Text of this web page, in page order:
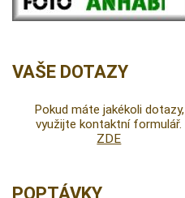
VAŠE DOTAZY
Pokud máte jakékoli dotazy,
využijte kontaktní formulář.
ZDE
POPTÁVKY